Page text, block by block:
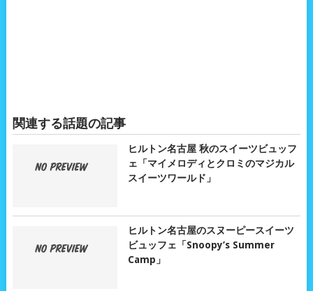
関連する話題の記事
ヒルトン名古屋 秋のスイーツビュッフ
ェ「マイメロディとクロミのマジカル
スイーツワールド」
ヒルトン名古屋のスヌーピースイーツ
ビュッフェ「Snoopy’s Summer
Camp」